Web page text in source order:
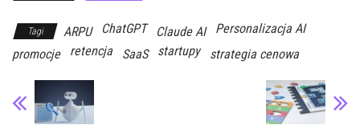
Tagi ARPU ChatGPT Claude AI
Personalizacja AI
promocje
retencja SaaS startupy strategia cenowa